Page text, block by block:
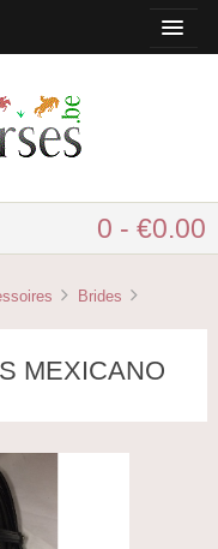
0 - €0.00
Brides
MEXICANO